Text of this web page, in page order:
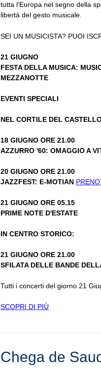
tutta l’Europa nel segno della
libertà del gesto musicale.
SEI UN MUSICISTA? PUOI
21 GIUGNO
FESTA DELLA MUSICA:
MEZZANOTTE
EVENTI SPECIALI
NEL CORTILE DEL
18 GIUGNO ORE 21.00
AZZURRO '60: OMAGGIO A
20 GIUGNO ORE 21.00
JAZZFEST: E-MOTIAN
21 GIUGNO ORE 05.15
PRIME NOTE D'ESTATE
IN CENTRO STORICO:
21 GIUGNO ORE 21.00
SFILATA DELLE BANDE
Tutti i concerti del giorno 21
SCOPRI DI PIÙ
Chega de